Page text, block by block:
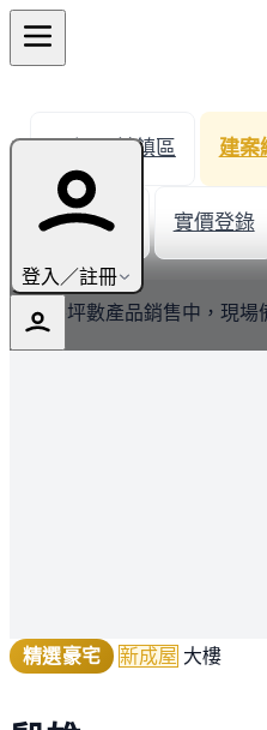
登入／註冊
← 返回前鎮區 建案
生活機能 實價登錄
最新
目前各坪數產品銷售中，現
詢。
精選豪宅 新成屋 大樓